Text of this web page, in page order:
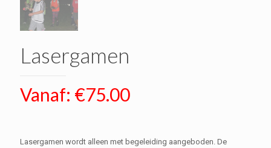
Lasergamen
Vanaf: €75.00
Lasergamen wordt alleen met begeleiding aangeboden. De